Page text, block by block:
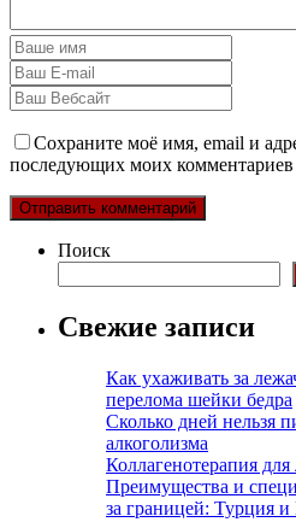
Сохраните моё имя, email и
последующих моих комментариев
Поиск
Свежие записи
Как ухаживать за
перелома шейки бедра
Сколько дней нельзя
алкоголизма
Коллагенотерапия для
Преимущества и
за границей: Турция